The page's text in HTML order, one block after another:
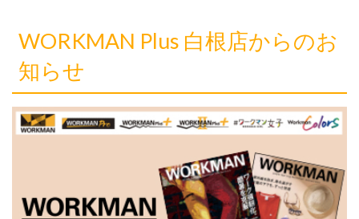
WORKMAN Plus 白根店からのお
知らせ